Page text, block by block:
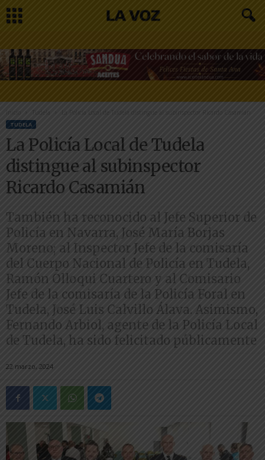
Inicio Tudela La Policía Local de Tudela distingue al subinspector Ricardo Casamián
TUDELA
La Policía Local de Tudela
distingue al subinspector
Ricardo Casamián
También ha reconocido al Jefe Superior de
Policía en Navarra, José María Borjas
Moreno; al Inspector Jefe de la comisaría
del Cuerpo Nacional de Policía en Tudela,
Ramón Olloqui Cuartero y al Comisario
Jefe de la comisaría de la Policía Foral en
Tudela, José Luis Calvillo Álava. Asimismo,
Fernando Arbiol, agente de la Policía Local
de Tudela, ha sido felicitado públicamente
22 marzo, 2024